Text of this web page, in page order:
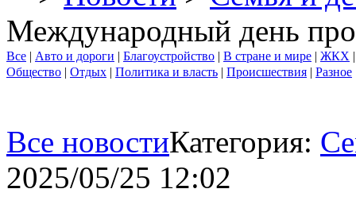
Международный день
Все | Авто и дороги | Благоустройство | В стране и мире | ЖКХ
Общество | Отдых | Политика и власть | Происшествия | Разное
Все новостиКатегория:
2025/05/25 12:02